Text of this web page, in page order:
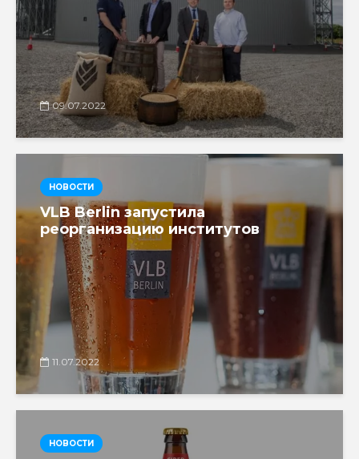
09.07.2022
НОВОСТИ
VLB Berlin запустила
реорганизацию институтов
11.07.2022
НОВОСТИ